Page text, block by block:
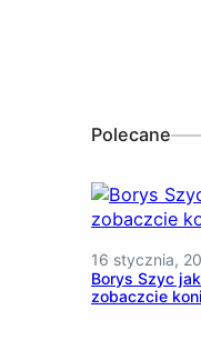
Polecane
16 stycznia,
Borys Szyc
zobaczcie